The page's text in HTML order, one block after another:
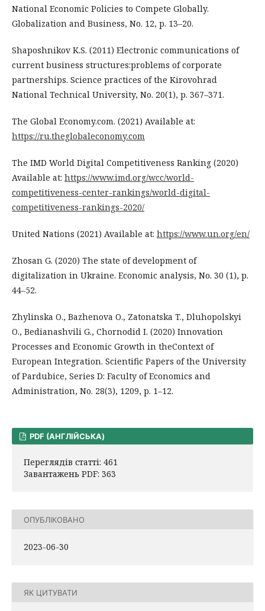
National Economic Policies to Compete Globally.
Globalization and Business, No. 12, p. 13–20.
Shaposhnikov K.S. (2011) Electronic communications of
current business structures:problems of corporate
partnerships. Science practices of the Kirovohrad
National Technical University, No. 20(1), p. 367–371.
The Global Economy.com. (2021) Available at:
https://ru.theglobaleconomy.com
The IMD World Digital Competitiveness Ranking (2020)
Available at: https://www.imd.org/wcc/world-
competitiveness-center-rankings/world-digital-
competitiveness-rankings-2020/
United Nations (2021) Available at: https://www.un.org/en/
Zhosan G. (2020) The state of development of
digitalization in Ukraine. Economic analysis, No. 30 (1), p.
44–52.
Zhylinska O., Bazhenova O., Zatonatska T., Dluhopolskyi
O., Bedianashvili G., Chornodid I. (2020) Innovation
Processes and Economic Growth in theContext of
European Integration. Scientific Papers of the University
of Pardubice, Series D: Faculty of Economics and
Administration, No. 28(3), 1209, p. 1–12.
PDF (АНГЛІЙСЬКА)
Переглядів статті: 461
Завантажень PDF: 363
ОПУБЛІКОВАНО
2023-06-30
ЯК ЦИТУВАТИ